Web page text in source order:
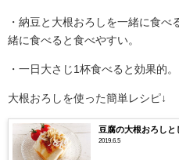
・納豆と大根おろしを一緒に食
緒に食べると食べやすい。
・一日大さじ1杯食べると効果的。
大根おろしを使った簡単レシピ↓
豆腐の大根おろしと
2019.6.5